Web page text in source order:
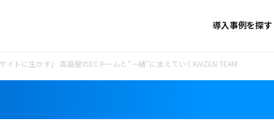
導入事例を探す
イトに生かす」 高島屋のECチームと“一緒”に支えていくKAIZEN TEAM